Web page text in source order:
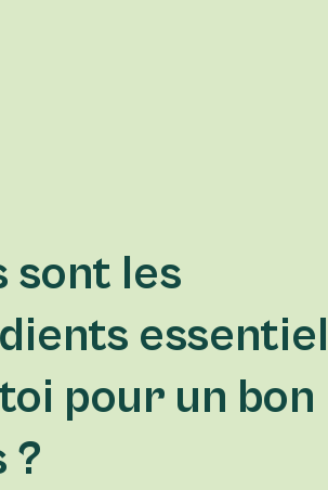
sont les
pour un bon
?